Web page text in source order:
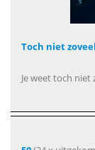
Toch niet
Je weet toch niet